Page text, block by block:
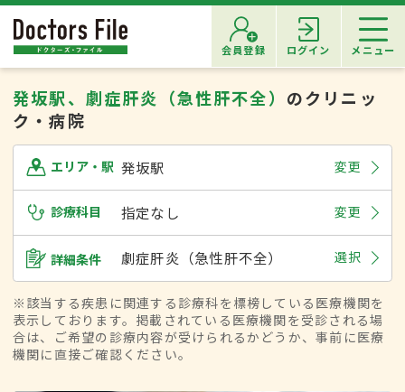
会員登録 ログイン メニュー
発坂駅、劇症肝炎（急性肝不全） のクリニッ
ク・病院
エリア・駅 発坂駅 変更
診療科目 指定なし 変更
詳細条件 劇症肝炎（急性肝不全） 選択
※該当する疾患に関連する診療科を標榜している医療機関を
表示しております。掲載されている医療機関を受診される場
合は、ご希望の診療内容が受けられるかどうか、事前に医療
機関に直接ご確認ください。